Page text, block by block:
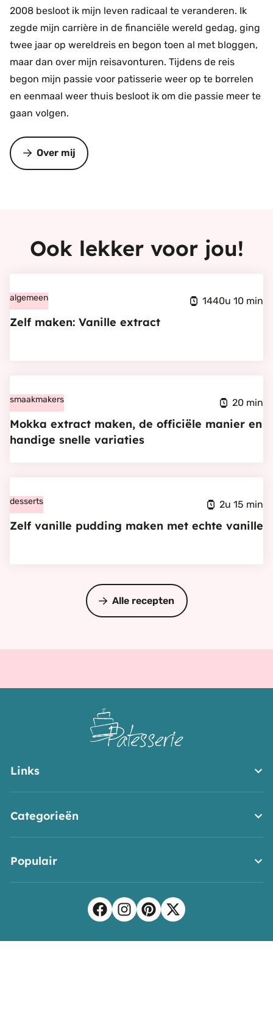
2008 besloot ik mijn leven radicaal te veranderen. Ik
zegde mijn carrière in de financiële wereld gedag, ging
twee jaar op wereldreis en begon toen al met bloggen,
maar dan over mijn reisavonturen. Tijdens de reis
begon mijn passie voor patisserie weer op te borrelen
en eenmaal weer thuis besloot ik om die passie meer te
gaan volgen.
Over mij
Ook lekker voor jou!
Zelf
maken:
algemeen 1440u 10 min
Zelf maken: Vanille extract
Mokka
extract
maken,
en
handige
smaakmakers 20 min
Mokka extract maken, de officiële manier en
handige snelle variaties
Zelf
vanille
desserts 2u 15 min
Zelf vanille pudding maken met echte vanille
Alle recepten
Links
Categorieën
Populair